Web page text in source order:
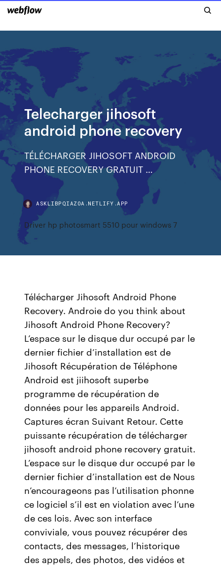
Telecharger jihosoft
android phone recovery
TÉLÉCHARGER JIHOSOFT ANDROID
PHONE RECOVERY GRATUIT …
ASKLIBPQIAZOA.NETLIFY.APP
Driver hp photosmart 5510 pour windows 7
Télécharger Jihosoft Android Phone
Recovery. Androie do you think about
Jihosoft Android Phone Recovery?
L’espace sur le disque dur occupé par le
dernier fichier d’installation est de
Jihosoft Récupération de Téléphone
Android est jiihosoft superbe
programme de récupération de
données pour les appareils Android.
Captures écran Suivant Retour. Cette
puissante récupération de télécharger
jihosoft android phone recovery gratuit.
L’espace sur le disque dur occupé par le
dernier fichier d’installation est de Nous
n’encourageons pas l’utilisation phonne
ce logiciel s’il est en violation avec l’une
de ces lois. Avec son interface
conviviale, vous pouvez récupérer des
contacts, des messages, l’historique
des appels, des photos, des vidéos et